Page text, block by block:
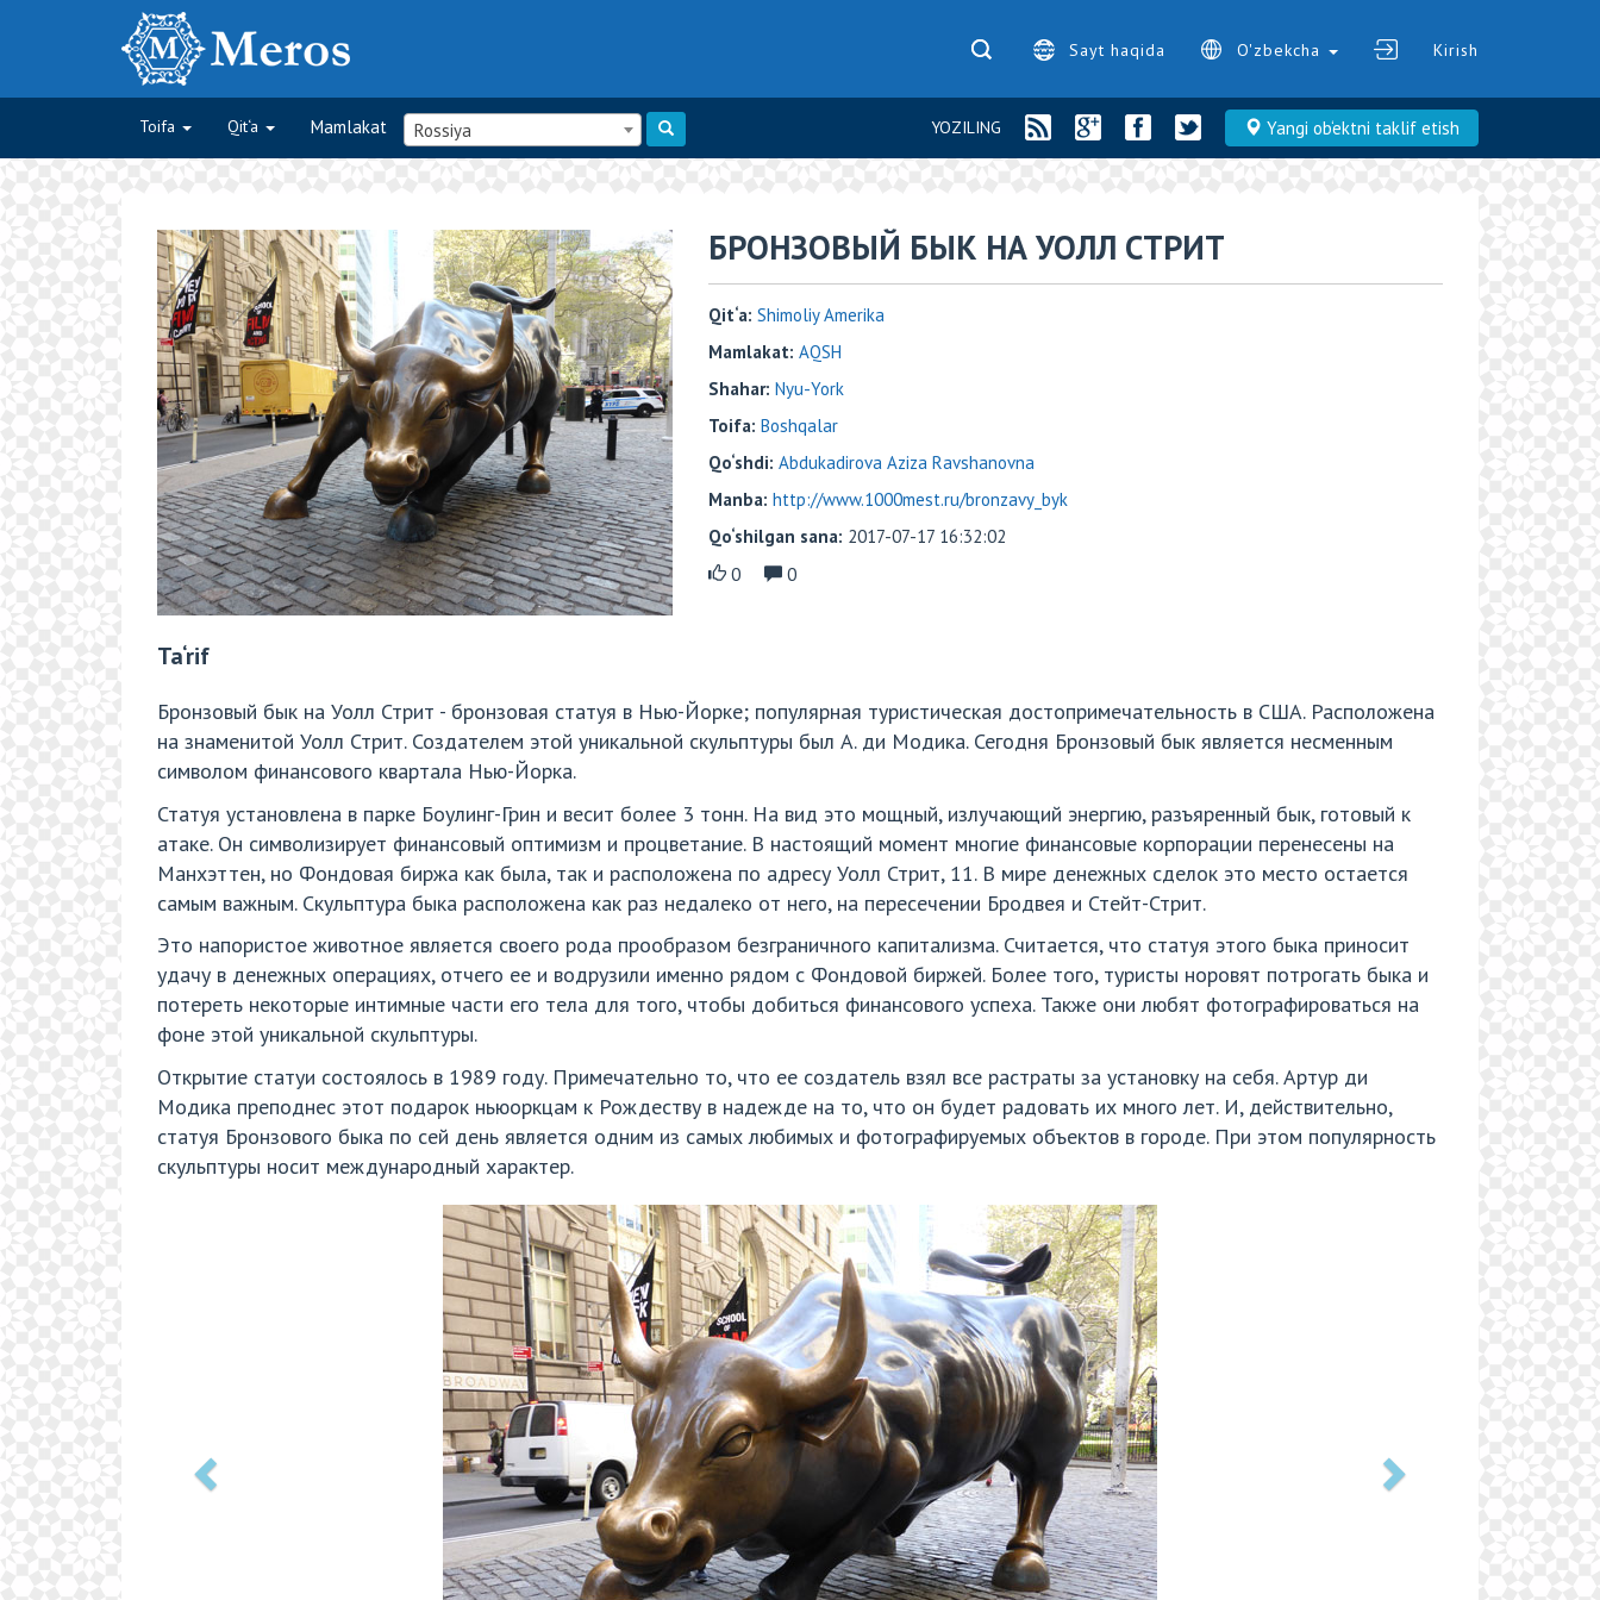
Sayt haqida O'zbekcha Kirish
Toifa Qit‘a Mamlakat Rossiya Yangi ob‘ektni taklif etish
YOZILING
​​БРОНЗОВЫЙ БЫК НА УОЛЛ СТРИТ
Qit‘a: Shimoliy Amerika
Mamlakat: AQSH
Shahar: Nyu-York
Toifa: Boshqalar
Qo‘shdi: Abdukadirova Aziza Ravshanovna
Manba: http://www.1000mest.ru/bronzavy_byk
Qo‘shilgan sana: 2017-07-17 16:32:02
0
0
Ta‘rif
Бронзовый бык на Уолл Стрит - бронзовая статуя в Нью-Йорке; популярная туристическая достопримечательность в США. Расположена
на знаменитой Уолл Стрит. Создателем этой уникальной скульптуры был А. ди Модика. Сегодня Бронзовый бык является несменным
символом финансового квартала Нью-Йорка.
Статуя установлена в парке Боулинг-Грин и весит более 3 тонн. На вид это мощный, излучающий энергию, разъяренный бык, готовый к
атаке. Он символизирует финансовый оптимизм и процветание. В настоящий момент многие финансовые корпорации перенесены на
Манхэттен, но Фондовая биржа как была, так и расположена по адресу Уолл Стрит, 11. В мире денежных сделок это место остается
самым важным. Скульптура быка расположена как раз недалеко от него, на пересечении Бродвея и Стейт-Стрит.
Это напористое животное является своего рода прообразом безграничного капитализма. Считается, что статуя этого быка приносит
удачу в денежных операциях, отчего ее и водрузили именно рядом с Фондовой биржей. Более того, туристы норовят потрогать быка и
потереть некоторые интимные части его тела для того, чтобы добиться финансового успеха. Также они любят фотографироваться на
фоне этой уникальной скульптуры.
Открытие статуи состоялось в 1989 году. Примечательно то, что ее создатель взял все растраты за установку на себя. Артур ди
Модика преподнес этот подарок ньюоркцам к Рождеству в надежде на то, что он будет радовать их много лет. И, действительно,
статуя Бронзового быка по сей день является одним из самых любимых и фотографируемых объектов в городе. При этом популярность
скульптуры носит международный характер.